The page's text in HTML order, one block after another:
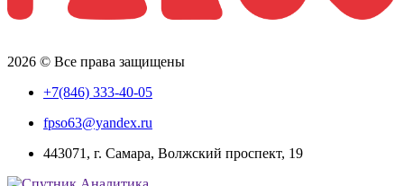
2026 © Все права защищены
+7(846) 333-40-05
fpso63@yandex.ru
443071, г. Самара, Волжский проспект, 19